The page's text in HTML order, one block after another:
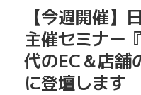
【今週開催】
主催セミナー
代のEC＆店舗
に登壇します